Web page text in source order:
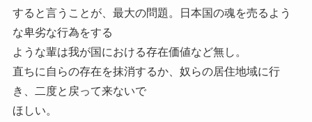
すると言うことが、最大の問題。日本国の魂を売るよう
な卑劣な行為をする
ような輩は我が国における存在価値など無し。
直ちに自らの存在を抹消するか、奴らの居住地域に行
き、二度と戻って来ないで
ほしい。